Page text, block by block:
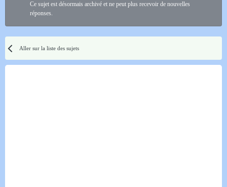
Ce sujet est désormais archivé et ne peut plus recevoir de nouvelles
réponses.
Aller sur la liste des sujets